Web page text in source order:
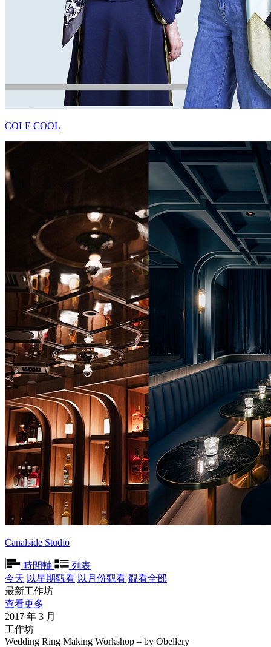
COLE COOL
Canalside Studio
時間軸
列表
今天 以星期觀看 以月份觀看 觀看全部
最新工作坊
查看更多
2017 年 3 月
工作坊
Wedding Ring Making Workshop – by Obellery